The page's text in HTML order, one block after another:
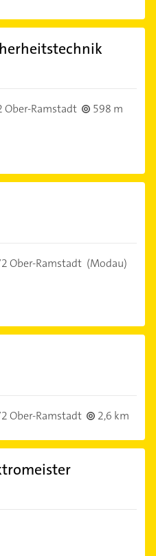
Ober-Ramstadt
598 m
Ober-Ramstadt (Modau)
Ober-Ramstadt 2,6 km